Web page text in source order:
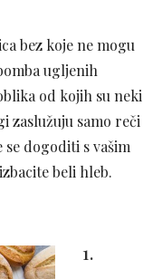
bez koje ne mogu
ugljenih
od kojih su neki
zaslužuju samo reči
se dogoditi s vašim
beli hleb.
1.